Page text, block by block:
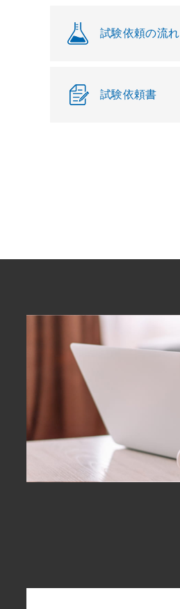
試験依頼の流れ
試験依頼書